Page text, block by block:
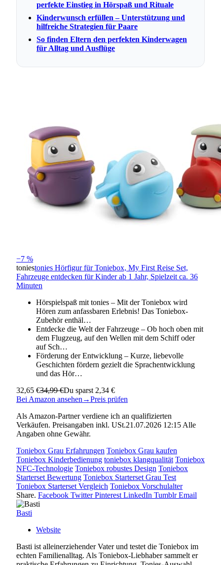
perfekte Einstieg in Hörspaß und Rituale
Kinderwunsch erfüllen – Unterstützung und
hilfreiche Strategien für Paare
So finden Eltern den perfekten Kinderwagen
für Alltag und Ausflüge
−7 %
toniestonies Hörfigur für Toniebox, My First Reise Set,
Fahrzeuge entdecken für Kinder ab 1 Jahr, Spielzeit ca. 36
Minuten
Hörspielspaß mit tonies – Mit der Toniebox wird
Hören zum anfassbaren Erlebnis! Das Toniebox-
Zubehör enthäl…
Entdecke die Welt der Fahrzeuge – Ob hoch oben mit
dem Flugzeug, auf den Wellen mit dem Schiff oder
auf Sch…
Förderung der Entwicklung – Kurze, liebevolle
Geschichten fördern gezielt die Sprachentwicklung
und das Hör…
32,65 €34,99 €Du sparst 2,34 €
Bei Amazon ansehen →Preis prüfen
Als Amazon-Partner verdiene ich an qualifizierten
Verkäufen. Preisangaben inkl. USt.21.07.2026 12:15 Alle
Angaben ohne Gewähr.
Toniebox Grau Erfahrungen Toniebox Grau kaufen
Toniebox Kinderbedienung toniebox klangqualität Toniebox
NFC-Technologie Toniebox robustes Design Toniebox
Starterset Bewertung Toniebox Starterset Grau Test
Toniebox Starterset Vergleich Toniebox Vorschulalter
Share. Facebook Twitter Pinterest LinkedIn Tumblr Email
Basti
Website
Basti ist alleinerziehender Vater und testet die Toniebox im
echten Familienalltag. Als Toniebox-Liebhaber sammelt er